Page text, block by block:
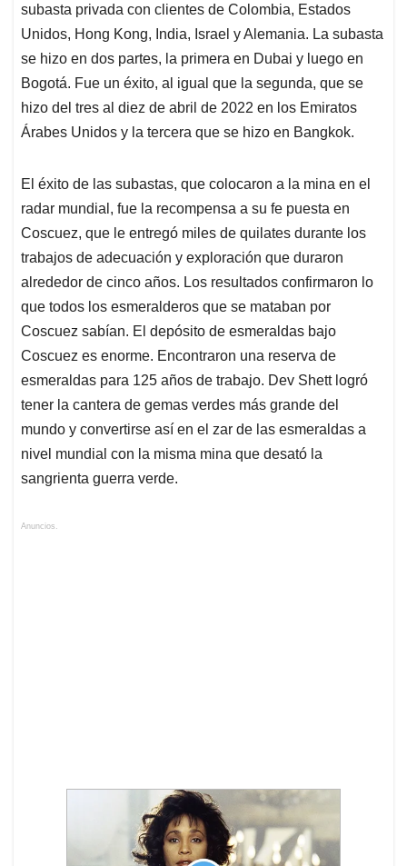
subasta privada con clientes de Colombia, Estados
Unidos, Hong Kong, India, Israel y Alemania. La subasta
se hizo en dos partes, la primera en Dubai y luego en
Bogotá. Fue un éxito, al igual que la segunda, que se
hizo del tres al diez de abril de 2022 en los Emiratos
Árabes Unidos y la tercera que se hizo en Bangkok.
El éxito de las subastas, que colocaron a la mina en el
radar mundial, fue la recompensa a su fe puesta en
Coscuez, que le entregó miles de quilates durante los
trabajos de adecuación y exploración que duraron
alrededor de cinco años. Los resultados confirmaron lo
que todos los esmeralderos que se mataban por
Coscuez sabían. El depósito de esmeraldas bajo
Coscuez es enorme. Encontraron una reserva de
esmeraldas para 125 años de trabajo. Dev Shett logró
tener la cantera de gemas verdes más grande del
mundo y convertirse así en el zar de las esmeraldas a
nivel mundial con la misma mina que desató la
sangrienta guerra verde.
Anuncios.